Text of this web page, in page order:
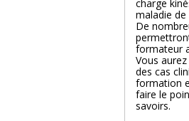
charge
maladie de
De
formateur
Vous
des cas
formation
faire le
savoirs.